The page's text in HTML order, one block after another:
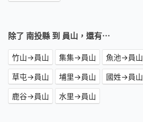
除了 南投縣 到 員山，還有⋯
竹山→員山 集集→員山 魚池→員山
草屯→員山
埔里→員山 國姓→員山
鹿谷→員山
水里→員山